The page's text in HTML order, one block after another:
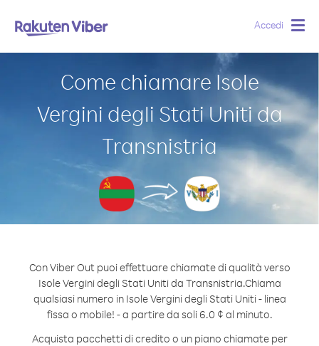
Accedi
Come chiamare Isole
Vergini degli Stati Uniti da
Transnistria
Con Viber Out puoi effettuare chiamate di qualità verso
Isole Vergini degli Stati Uniti da Transnistria.Chiama
qualsiasi numero in Isole Vergini degli Stati Uniti - linea
fissa o mobile! - a partire da soli 6.0 ¢ al minuto.
Acquista pacchetti di credito o un piano chiamate per